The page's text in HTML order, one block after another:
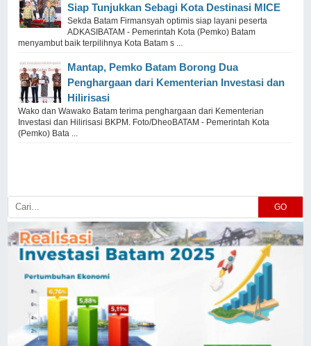
Siap Tunjukkan Sebagi Kota Destinasi MICE
Sekda Batam Firmansyah optimis siap layani peserta
ADKASIBATAM - Pemerintah Kota (Pemko) Batam
menyambut baik terpilihnya Kota Batam s ...
Mantap, Pemko Batam Borong Dua
Penghargaan dari Kementerian Investasi dan
Hilirisasi
Wako dan Wawako Batam terima penghargaan dari Kementerian
Investasi dan Hilirisasi BKPM. Foto/DheoBATAM - Pemerintah Kota
(Pemko) Bata ...
GO